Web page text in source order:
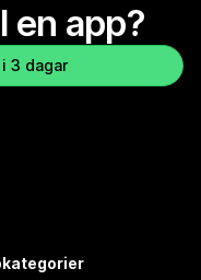
en app?
3 dagar